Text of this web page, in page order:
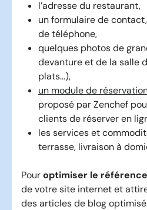
l’adresse du restaurant,
un formulaire de
de téléphone,
quelques photos de
devanture et de la salle
plats…),
un module de
proposé par Zenchef
clients de réserver en
les services et
terrasse, livraison à
Pouroptimiser le
de votre site internet et
des articles de blog